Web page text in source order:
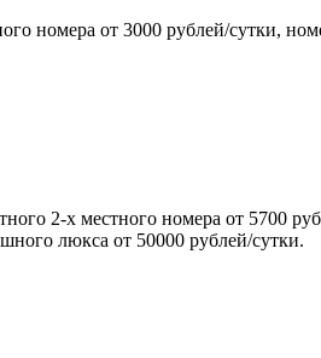
номера от 3000 рублей/сутки,
2-х местного номера от 5700
люкса от 50000 рублей/сутки.